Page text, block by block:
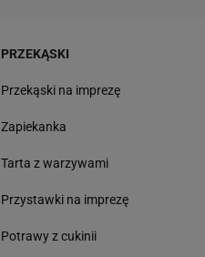
PRZEKĄSKI
Przekąski na imprezę
Zapiekanka
Tarta z warzywami
Przystawki na imprezę
Potrawy z cukinii